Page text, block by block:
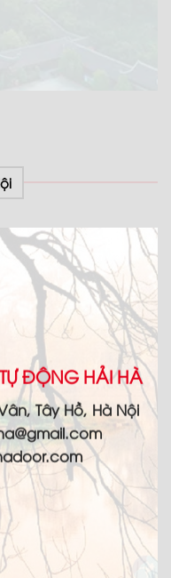
TỰ ĐỘNG HẢI HÀ
Tây Hồ, Hà Nội